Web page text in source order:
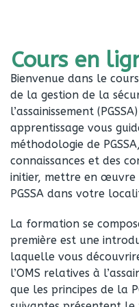
Cours en
Bienvenue dans le
de la gestion de la
l’assainissement
apprentissage vous
méthodologie de
connaissances et des
initier, mettre en œuvre
PGSSA dans votre
La formation se
première est une
laquelle vous
l’OMS relatives à
que les principes de la